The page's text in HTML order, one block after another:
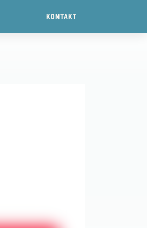
KONTAKT